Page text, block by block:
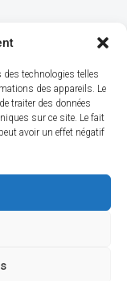
technologies telles
des appareils. Le
traiter des données
sur ce site. Le fait
avoir un effet négatif